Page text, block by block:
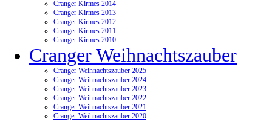
Cranger Kirmes 2014
Cranger Kirmes 2013
Cranger Kirmes 2012
Cranger Kirmes 2011
Cranger Kirmes 2010
Cranger Weihnachtszauber
Cranger Weihnachtszauber 2025
Cranger Weihnachtszauber 2024
Cranger Weihnachtszauber 2023
Cranger Weihnachtszauber 2022
Cranger Weihnachtszauber 2021
Cranger Weihnachtszauber 2020